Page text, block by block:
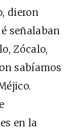
dieron
señalaban
Zócalo,
sabíamos
en la